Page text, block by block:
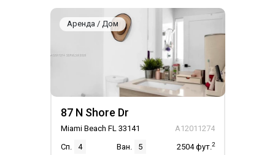
Аренда / Дом
87 N Shore Dr
Miami Beach FL 33141
A12011274
Сп.
4 Ван. 5 2504фут.2